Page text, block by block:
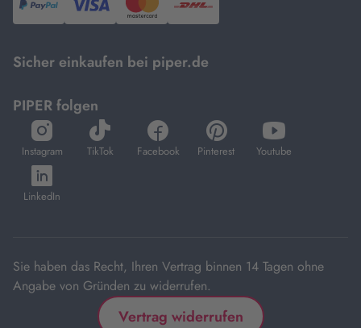
PayPal,Visa
und
DHL.
Sicher einkaufen bei piper.de
PIPER folgen
Instagram
öffnet
in
neuem
Tab
TikTok
öffnet
in
Facebook
öffnet
in
Pinterest
öffnet
in
Youtube
öffnet
in
LinkedIn
öffnet
in
Sie haben das Recht, Ihren Vertrag binnen 14 Tagen ohne
Angabe von Gründen zu widerrufen.
Vertrag widerrufen